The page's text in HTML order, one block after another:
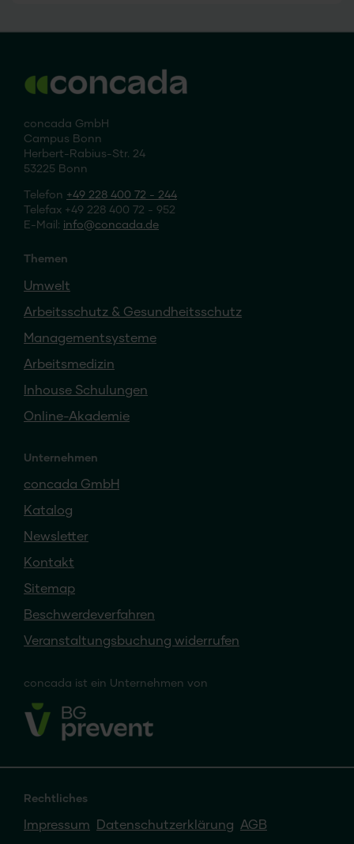
concada GmbH
Campus Bonn
Herbert-Rabius-Str. 24
53225 Bonn
Telefon +49 228 400 72 - 244
Telefax +49 228 400 72 - 952
E-Mail: info concada.de
Themen
Umwelt
Arbeitsschutz & Gesundheitsschutz
Managementsysteme
Arbeitsmedizin
Inhouse Schulungen
Online-Akademie
Unternehmen
concada GmbH
Katalog
Newsletter
Kontakt
Sitemap
Beschwerdeverfahren
Veranstaltungsbuchung widerrufen
concada ist ein Unternehmen von
Rechtliches
Impressum Datenschutzerklärung AGB